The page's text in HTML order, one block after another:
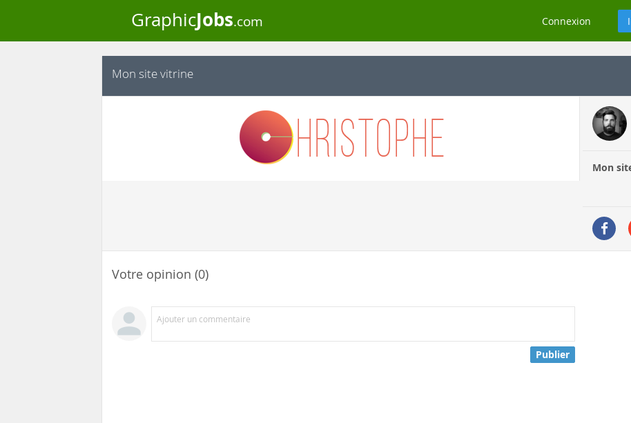
GraphicJobs.com Connexion
Mon site vitrine
Mon
Votre opinion (0)
Ajouter un commentaire
Publier